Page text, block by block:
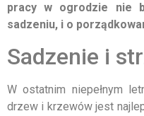
pracy w ogrodzie nie
sadzeniu, i o
Sadzenie i
W ostatnim niepełnym
drzew i krzewów jest